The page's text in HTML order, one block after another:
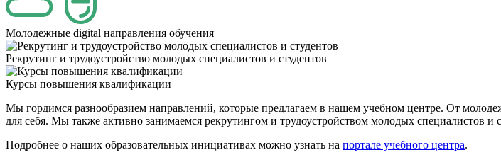
Молодежные digital направления обучения
Рекрутинг и трудоустройство молодых специалистов и студентов
Курсы повышения квалификации
Мы гордимся разнообразием направлений, которые предлагаем в нашем учебном центре. От
для себя. Мы также активно занимаемся рекрутингом и трудоустройством молодых специалистов и
Подробнее о наших образовательных инициативах можно узнать на портале учебного центра.